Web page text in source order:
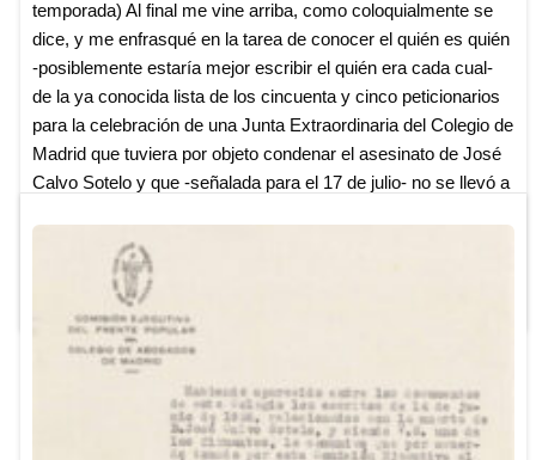
temporada) Al final me vine arriba, como coloquialmente se
dice, y me enfrasqué en la tarea de conocer el quién es quién
-posiblemente estaría mejor escribir el quién era cada cual-
de la ya conocida lista de los cincuenta y cinco peticionarios
para la celebración de una Junta Extraordinaria del Colegio de
Madrid que tuviera por objeto condenar el asesinato de José
Calvo Sotelo y que -señalada para el 17 de julio- no se llevó a
creo que me he vuelto más metódico de ...